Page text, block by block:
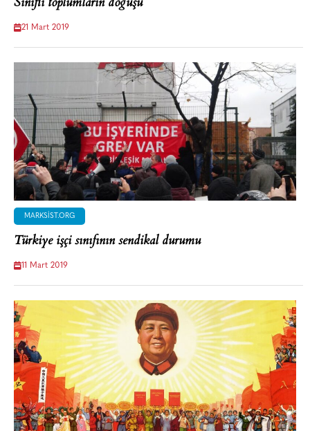
21 Mart 2019
MARKSIST.ORG
Türkiye işçi sınıfının sendikal durumu
11 Mart 2019